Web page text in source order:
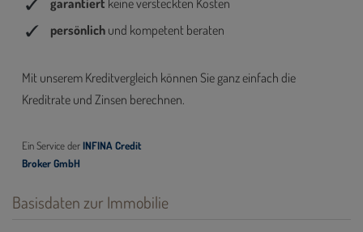
Basisdaten zur Immobilie